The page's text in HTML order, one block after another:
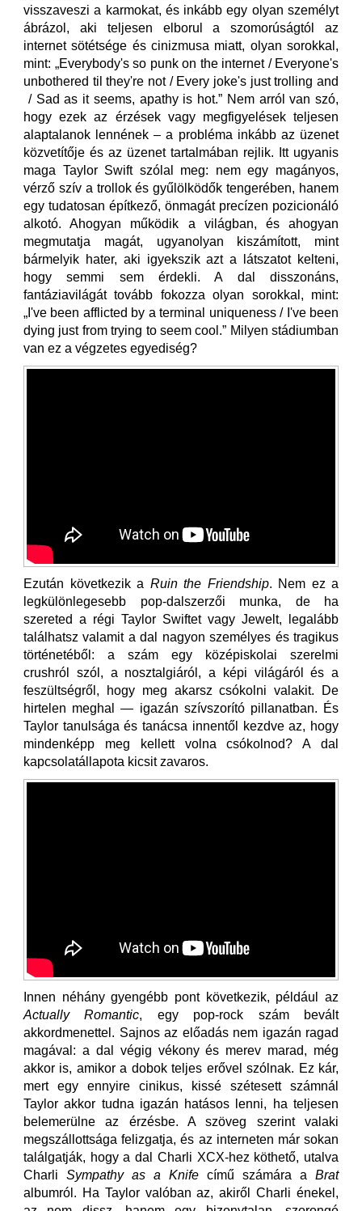
visszaveszi a karmokat, és inkább egy olyan személyt
ábrázol, aki teljesen elborul a szomorúságtól az
internet sötétsége és cinizmusa miatt, olyan sorokkal,
mint: „Everybody's so punk on the internet / Everyone's
unbothered til they're not / Every joke's just trolling and
/ Sad as it seems, apathy is hot.” Nem arról van szó,
hogy ezek az érzések vagy megfigyelések teljesen
alaptalanok lennének – a probléma inkább az üzenet
közvetítője és az üzenet tartalmában rejlik. Itt ugyanis
maga Taylor Swift szólal meg: nem egy magányos,
vérző szív a trollok és gyűlölködők tengerében, hanem
egy tudatosan építkező, önmagát precízen pozicionáló
alkotó. Ahogyan működik a világban, és ahogyan
megmutatja magát, ugyanolyan kiszámított, mint
bármelyik hater, aki igyekszik azt a látszatot kelteni,
hogy semmi sem érdekli. A dal disszonáns,
fantáziavilágát tovább fokozza olyan sorokkal, mint:
„I've been afflicted by a terminal uniqueness / I've been
dying just from trying to seem cool.” Milyen stádiumban
van ez a végzetes egyediség?
Ezután következik a Ruin the Friendship. Nem ez a
legkülönlegesebb pop-dalszerzői munka, de ha
szereted a régi Taylor Swiftet vagy Jewelt, legalább
találhatsz valamit a dal nagyon személyes és tragikus
történetéből: a szám egy középiskolai szerelmi
crushról szól, a nosztalgiáról, a képi világáról és a
feszültségről, hogy meg akarsz csókolni valakit. De
hirtelen meghal — igazán szívszorító pillanatban. És
Taylor tanulsága és tanácsa innentől kezdve az, hogy
mindenképp meg kellett volna csókolnod? A dal
kapcsolatállapota kicsit zavaros.
Innen néhány gyengébb pont következik, például az
Actually Romantic, egy pop-rock szám bevált
akkordmenettel. Sajnos az előadás nem igazán ragad
magával: a dal végig vékony és merev marad, még
akkor is, amikor a dobok teljes erővel szólnak. Ez kár,
mert egy ennyire cinikus, kissé szétesett számnál
Taylor akkor tudna igazán hatásos lenni, ha teljesen
belemerülne az érzésbe. A szöveg szerint valaki
megszállottsága felizgatja, és az interneten már sokan
találgatják, hogy a dal Charli XCX-hez köthető, utalva
Charli Sympathy as a Knife című számára a Brat
albumról. Ha Taylor valóban az, akiről Charli énekel,